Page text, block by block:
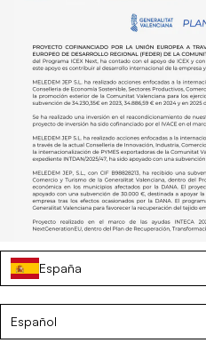
Tumbona plegable de
CALYPSO
€96,75
España
Español